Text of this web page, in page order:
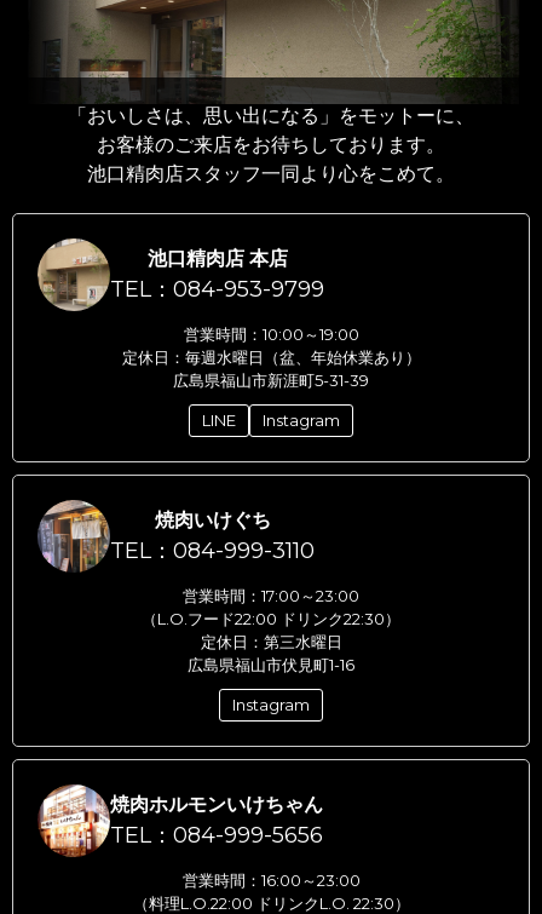
「おいしさは、思い出になる」をモットーに、
お客様のご来店をお待ちしております。
池口精肉店スタッフ一同より心をこめて。
池口精肉店 本店
TEL：084-953-9799
営業時間：10:00～19:00
定休日：毎週水曜日（盆、年始休業あり）
広島県福山市新涯町5-31-39
LINE Instagram
焼肉いけぐち
TEL：084-999-3110
営業時間：17:00～23:00
（L.O.フード22:00 ドリンク22:30）
定休日：第三水曜日
広島県福山市伏見町1-16
Instagram
焼肉ホルモンいけちゃん
TEL：084-999-5656
営業時間：16:00～23:00
（料理L.O.22:00 ドリンクL.O. 22:30）